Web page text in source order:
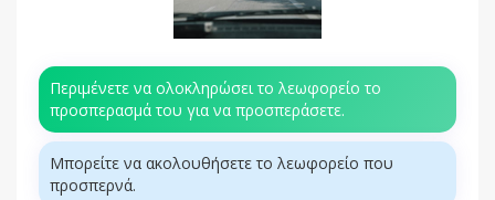
Περιμένετε να ολοκληρώσει το λεωφορείο το
προσπερασμά του για να προσπεράσετε.
Μπορείτε να ακολουθήσετε το λεωφορείο που
προσπερνά.